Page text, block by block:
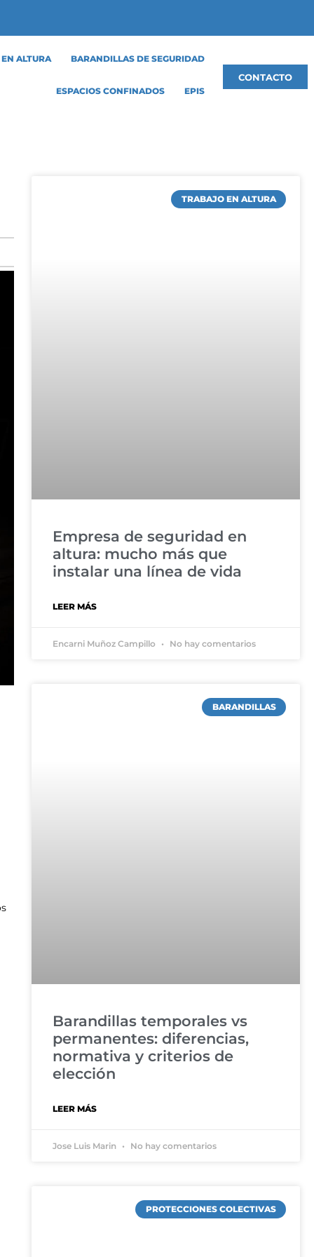
ALTURA BARANDILLAS DE SEGURIDAD
ESPACIOS CONFINADOS EPIS
CONTACTO
TRABAJO EN ALTURA
Empresa de seguridad en
altura: mucho más que
instalar una línea de vida
LEER MÁS
Encarni Muñoz Campillo No hay comentarios
BARANDILLAS
Barandillas temporales vs
permanentes: diferencias,
normativa y criterios de
elección
LEER MÁS
Jose Luis Marin No hay comentarios
PROTECCIONES COLECTIVAS